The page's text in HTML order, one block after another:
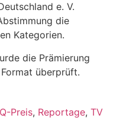
e. V.
die
Kategorien.
die Prämierung
überprüft.
Preis, Reportage, TV